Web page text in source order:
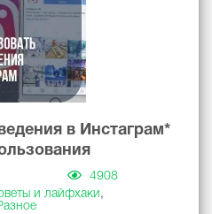
в Инстаграм*
4908
и лайфхаки,